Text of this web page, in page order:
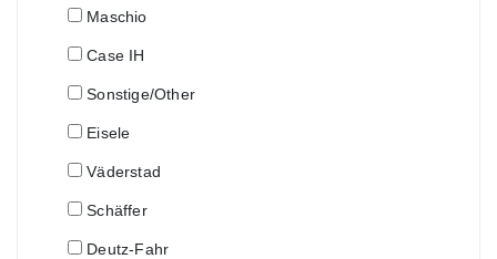
Maschio
Case IH
Sonstige/Other
Eisele
Väderstad
Schäffer
Deutz-Fahr